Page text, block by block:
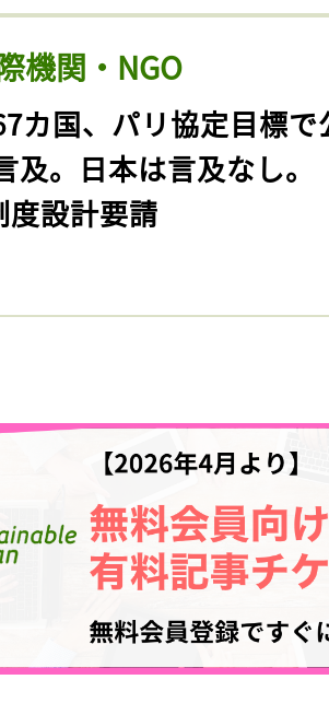
機関・NGO
カ国、パリ協定目標で
及。日本は言及なし。
度設計要請